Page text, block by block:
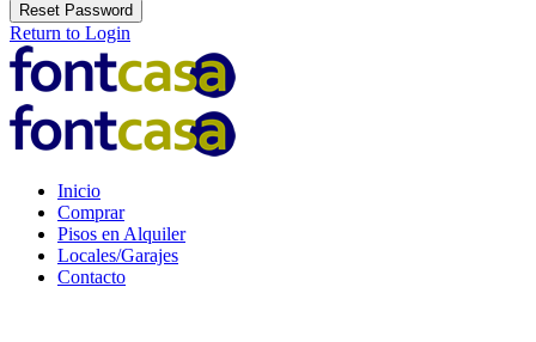
Reset Password
Return to Login
Inicio
Comprar
Pisos en Alquiler
Locales/Garajes
Contacto